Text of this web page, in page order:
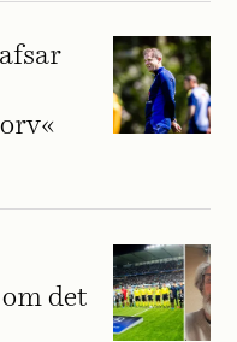
det